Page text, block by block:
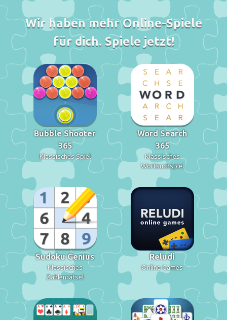
Wir haben mehr Online-Spiele
für dich. Spiele jetzt!
Bubble Shooter
365
Klassisches Spiel
Word Search
365
Klassisches
Wortsuchspiel
Sudoku Genius
Klassisches
Zahlenrätsel
Reludi
Online Games